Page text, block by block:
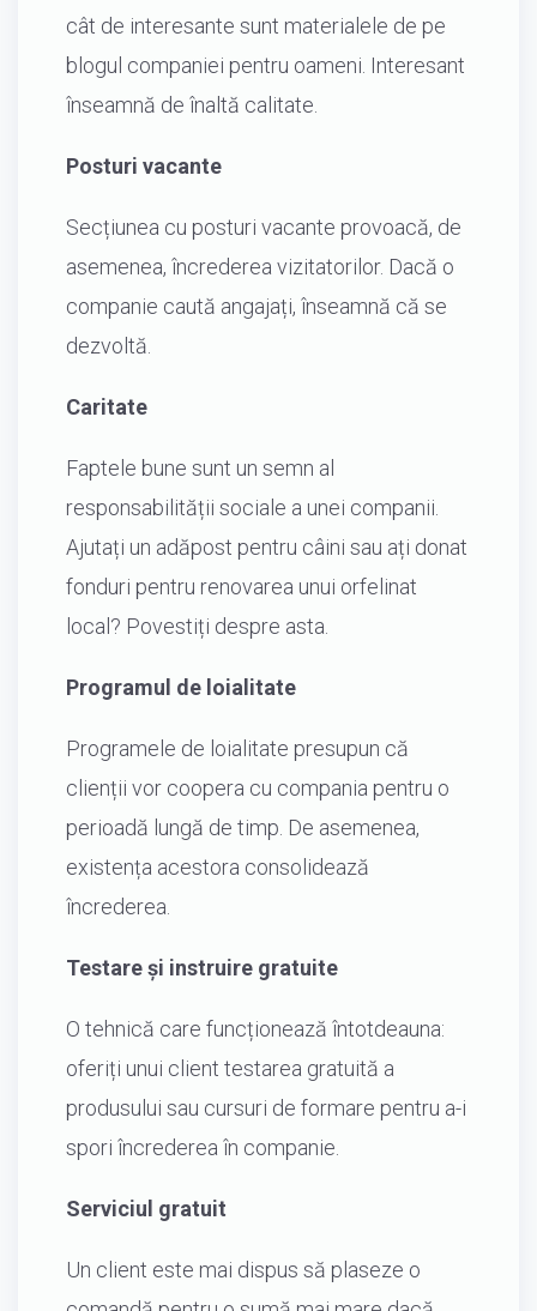
cât de interesante sunt materialele de pe
blogul companiei pentru oameni. Interesant
înseamnă de înaltă calitate.
Posturi vacante
Secțiunea cu posturi vacante provoacă, de
asemenea, încrederea vizitatorilor. Dacă o
companie caută angajați, înseamnă că se
dezvoltă.
Caritate
Faptele bune sunt un semn al
responsabilității sociale a unei companii.
Ajutați un adăpost pentru câini sau ați donat
fonduri pentru renovarea unui orfelinat
local? Povestiți despre asta.
Programul de loialitate
Programele de loialitate presupun că
clienții vor coopera cu compania pentru o
perioadă lungă de timp. De asemenea,
existența acestora consolidează
încrederea.
Testare și instruire gratuite
O tehnică care funcționează întotdeauna:
oferiți unui client testarea gratuită a
produsului sau cursuri de formare pentru a-i
spori încrederea în companie.
Serviciul gratuit
Un client este mai dispus să plaseze o